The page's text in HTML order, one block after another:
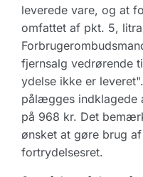
leverede vare, og at
omfattet af pkt. 5,
fjernsalg vedrørende
ydelse ikke er
pålægges indklagede
på 968 kr. Det
ønsket at gøre brug
fortrydelsesret.